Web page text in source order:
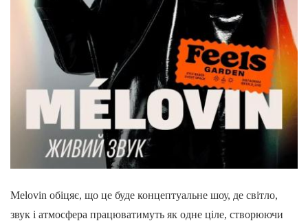
Melovin обіцяє, що це буде концептуальне шоу, де світло,
звук і атмосфера працюватимуть як одне ціле, створюючи